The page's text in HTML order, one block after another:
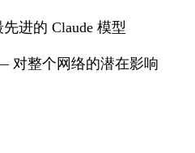
进的 Claude 模型
对整个网络的潜在影响